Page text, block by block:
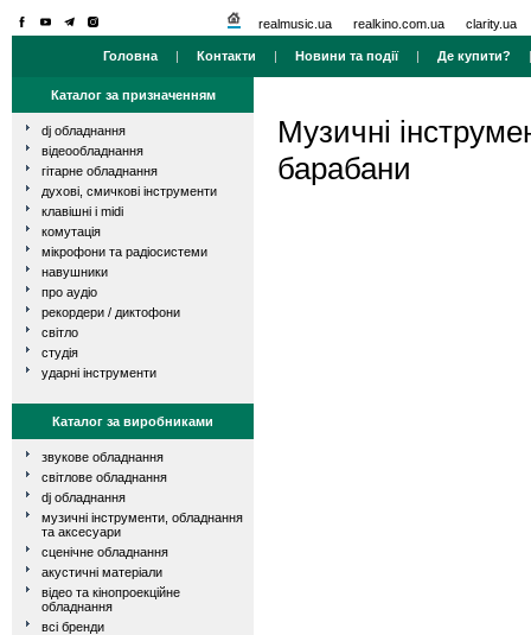
realmusic.ua realkino.com.ua clarity.ua
Головна | Контакти | Новини та події| Де купити?
Каталог за призначенням
dj обладнання
відеообладнання
гітарне обладнання
духові, смичкові інструменти
клавішні і midi
комутація
мікрофони та радіосистеми
навушники
про аудіо
рекордери / диктофони
світло
студія
ударні інструменти
Каталог за виробниками
звукове обладнання
світлове обладнання
dj обладнання
музичні інструменти, обладнання
та аксесуари
сценічне обладнання
акустичні матеріали
відео та кінопроекційне
обладнання
всі бренди
Музичні
барабани